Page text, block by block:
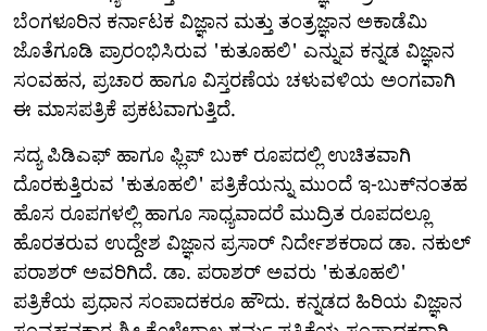
ಬೆಂಗಳೂರಿನ ಕರ್ನಾಟಕ ವಿಜ್ಞಾನ ಮತ್ತು ತಂತ್ರಜ್ಞಾನ ಅಕಾಡೆಮಿ
ಜೊತೆಗೂಡಿ ಪ್ರಾರಂಭಿಸಿರುವ 'ಕುತೂಹಲಿ' ಎನ್ನುವ ಕನ್ನಡ ವಿಜ್ಞಾನ
ಸಂವಹನ, ಪ್ರಚಾರ ಹಾಗೂ ವಿಸ್ತರಣೆಯ ಚಳುವಳಿಯ ಅಂಗವಾಗಿ
ಈ ಮಾಸಪತ್ರಿಕೆ ಪ್ರಕಟವಾಗುತ್ತಿದೆ.
ಸದ್ಯ ಪಿಡಿಎಫ್‌ ಹಾಗೂ ಫ್ಲಿಪ್‌ ಬುಕ್‌ ರೂಪದಲ್ಲಿ ಉಚಿತವಾಗಿ
ದೊರಕುತ್ತಿರುವ 'ಕುತೂಹಲಿ' ಪತ್ರಿಕೆಯನ್ನು ಮುಂದೆ ಇ-ಬುಕ್‌ನಂತಹ
ಹೊಸ ರೂಪಗಳಲ್ಲಿ ಹಾಗೂ ಸಾಧ್ಯವಾದರೆ ಮುದ್ರಿತ ರೂಪದಲ್ಲೂ
ಹೊರತರುವ ಉದ್ದೇಶ ವಿಜ್ಞಾನ ಪ್ರಸಾರ್‌ ನಿರ್ದೇಶಕರಾದ ಡಾ. ನಕುಲ್
ಪರಾಶರ್ ಅವರಿಗಿದೆ. ಡಾ. ಪರಾಶರ್ ಅವರು 'ಕುತೂಹಲಿ'
ಪತ್ರಿಕೆಯ ಪ್ರಧಾನ ಸಂಪಾದಕರೂ ಹೌದು. ಕನ್ನಡದ ಹಿರಿಯ ವಿಜ್ಞಾನ